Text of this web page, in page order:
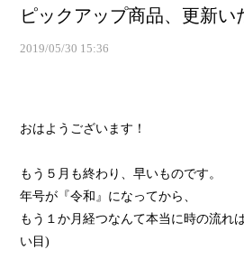
ピックアップ商品、更新い
2019/05/30 15:36
おはようございます！
もう５月も終わり、早いものです。
年号が『令和』になってから、
もう１か月経つなんて本当に時の流れ
い目)